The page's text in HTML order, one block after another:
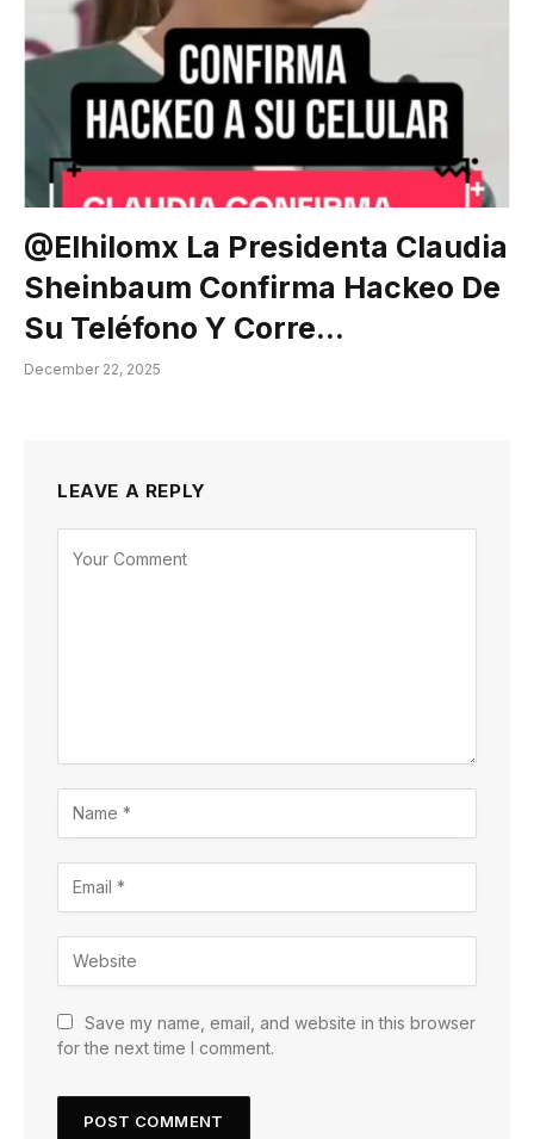
@elhilomx La Presidenta Claudia
Sheinbaum Confirma Hackeo De
Su Teléfono Y Corre…
December 22, 2025
LEAVE A REPLY
Save my name, email, and website in this browser
for the next time I comment.